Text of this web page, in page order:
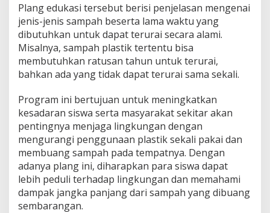
Plang edukasi tersebut berisi penjelasan mengenai
jenis-jenis sampah beserta lama waktu yang
dibutuhkan untuk dapat terurai secara alami.
Misalnya, sampah plastik tertentu bisa
membutuhkan ratusan tahun untuk terurai,
bahkan ada yang tidak dapat terurai sama sekali.
Program ini bertujuan untuk meningkatkan
kesadaran siswa serta masyarakat sekitar akan
pentingnya menjaga lingkungan dengan
mengurangi penggunaan plastik sekali pakai dan
membuang sampah pada tempatnya. Dengan
adanya plang ini, diharapkan para siswa dapat
lebih peduli terhadap lingkungan dan memahami
dampak jangka panjang dari sampah yang dibuang
sembarangan.